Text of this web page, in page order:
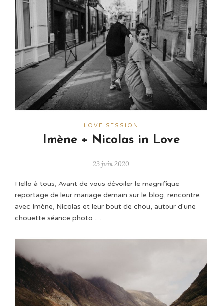
LOVE SESSION
Imène + Nicolas in Love
23 juin 2020
Hello à tous, Avant de vous dévoiler le magnifique
reportage de leur mariage demain sur le blog, rencontre
avec Imène, Nicolas et leur bout de chou, autour d'une
chouette séance photo …